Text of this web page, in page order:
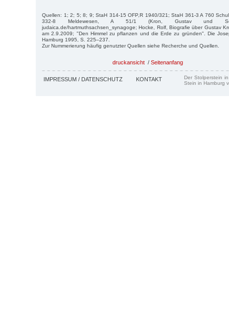
Quellen: 1; 2; 5; 8; 9; StaH 314-15 OFP,R 1940/321; StaH 361-3 A 760
332-8 Meldewesen, A 51/1 (Kron, Gustav und
judaica.de/hartmuthsachsen_synagoge; Hocke, Rolf, Biografie über Gustav
am 2.9.2009; "Den Himmel zu pflanzen und die Erde zu gründen". Die
Hamburg 1995, S. 225–237.
Zur Nummerierung häufig genutzter Quellen siehe Recherche und Quellen.
druckansicht / Seitenanfang
IMPRESSUM / DATENSCHUTZ KONTAKT
Der Stolperstein
Stein in Hamburg